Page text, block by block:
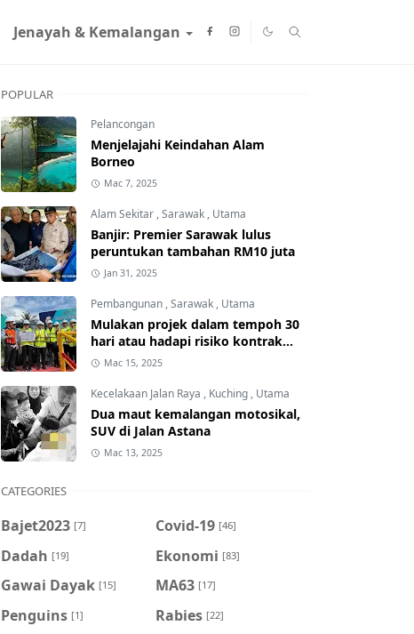
Jenayah & Kemalangan
POPULAR
Pelancongan
Menjelajahi Keindahan Alam
Borneo
Mac 7, 2025
Alam Sekitar ,Sarawak , Utama
Banjir: Premier Sarawak lulus
peruntukan tambahan RM10 juta
Jan 31, 2025
Pembangunan ,Sarawak , Utama
Mulakan projek dalam tempoh 30
hari atau hadapi risiko kontrak
ditamatkan
Mac 15, 2025
Kecelakaan Jalan Raya , Kuching , Utama
Dua maut kemalangan motosikal,
SUV di Jalan Astana
Mac 13, 2025
CATEGORIES
Bajet2023 [7] Covid-19 [46]
Dadah [19] Ekonomi [83]
Gawai Dayak [15] MA63 [17]
Penguins [1] Rabies [22]